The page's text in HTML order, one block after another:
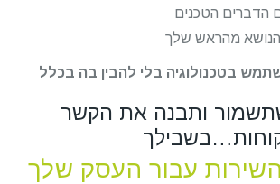
הטכנים
מהראש שלך
בטכנולוגיה בלי להבין בה בכלל
ותבנה את הקשר
עבור העסק שלך